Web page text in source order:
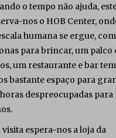
o tempo não ajuda,
nos o HOB Center,
humana se ergue, com
para brincar, um palco
um restaurante e bar
bastante espaço para
despreocupadas para
espera-nos a loja da